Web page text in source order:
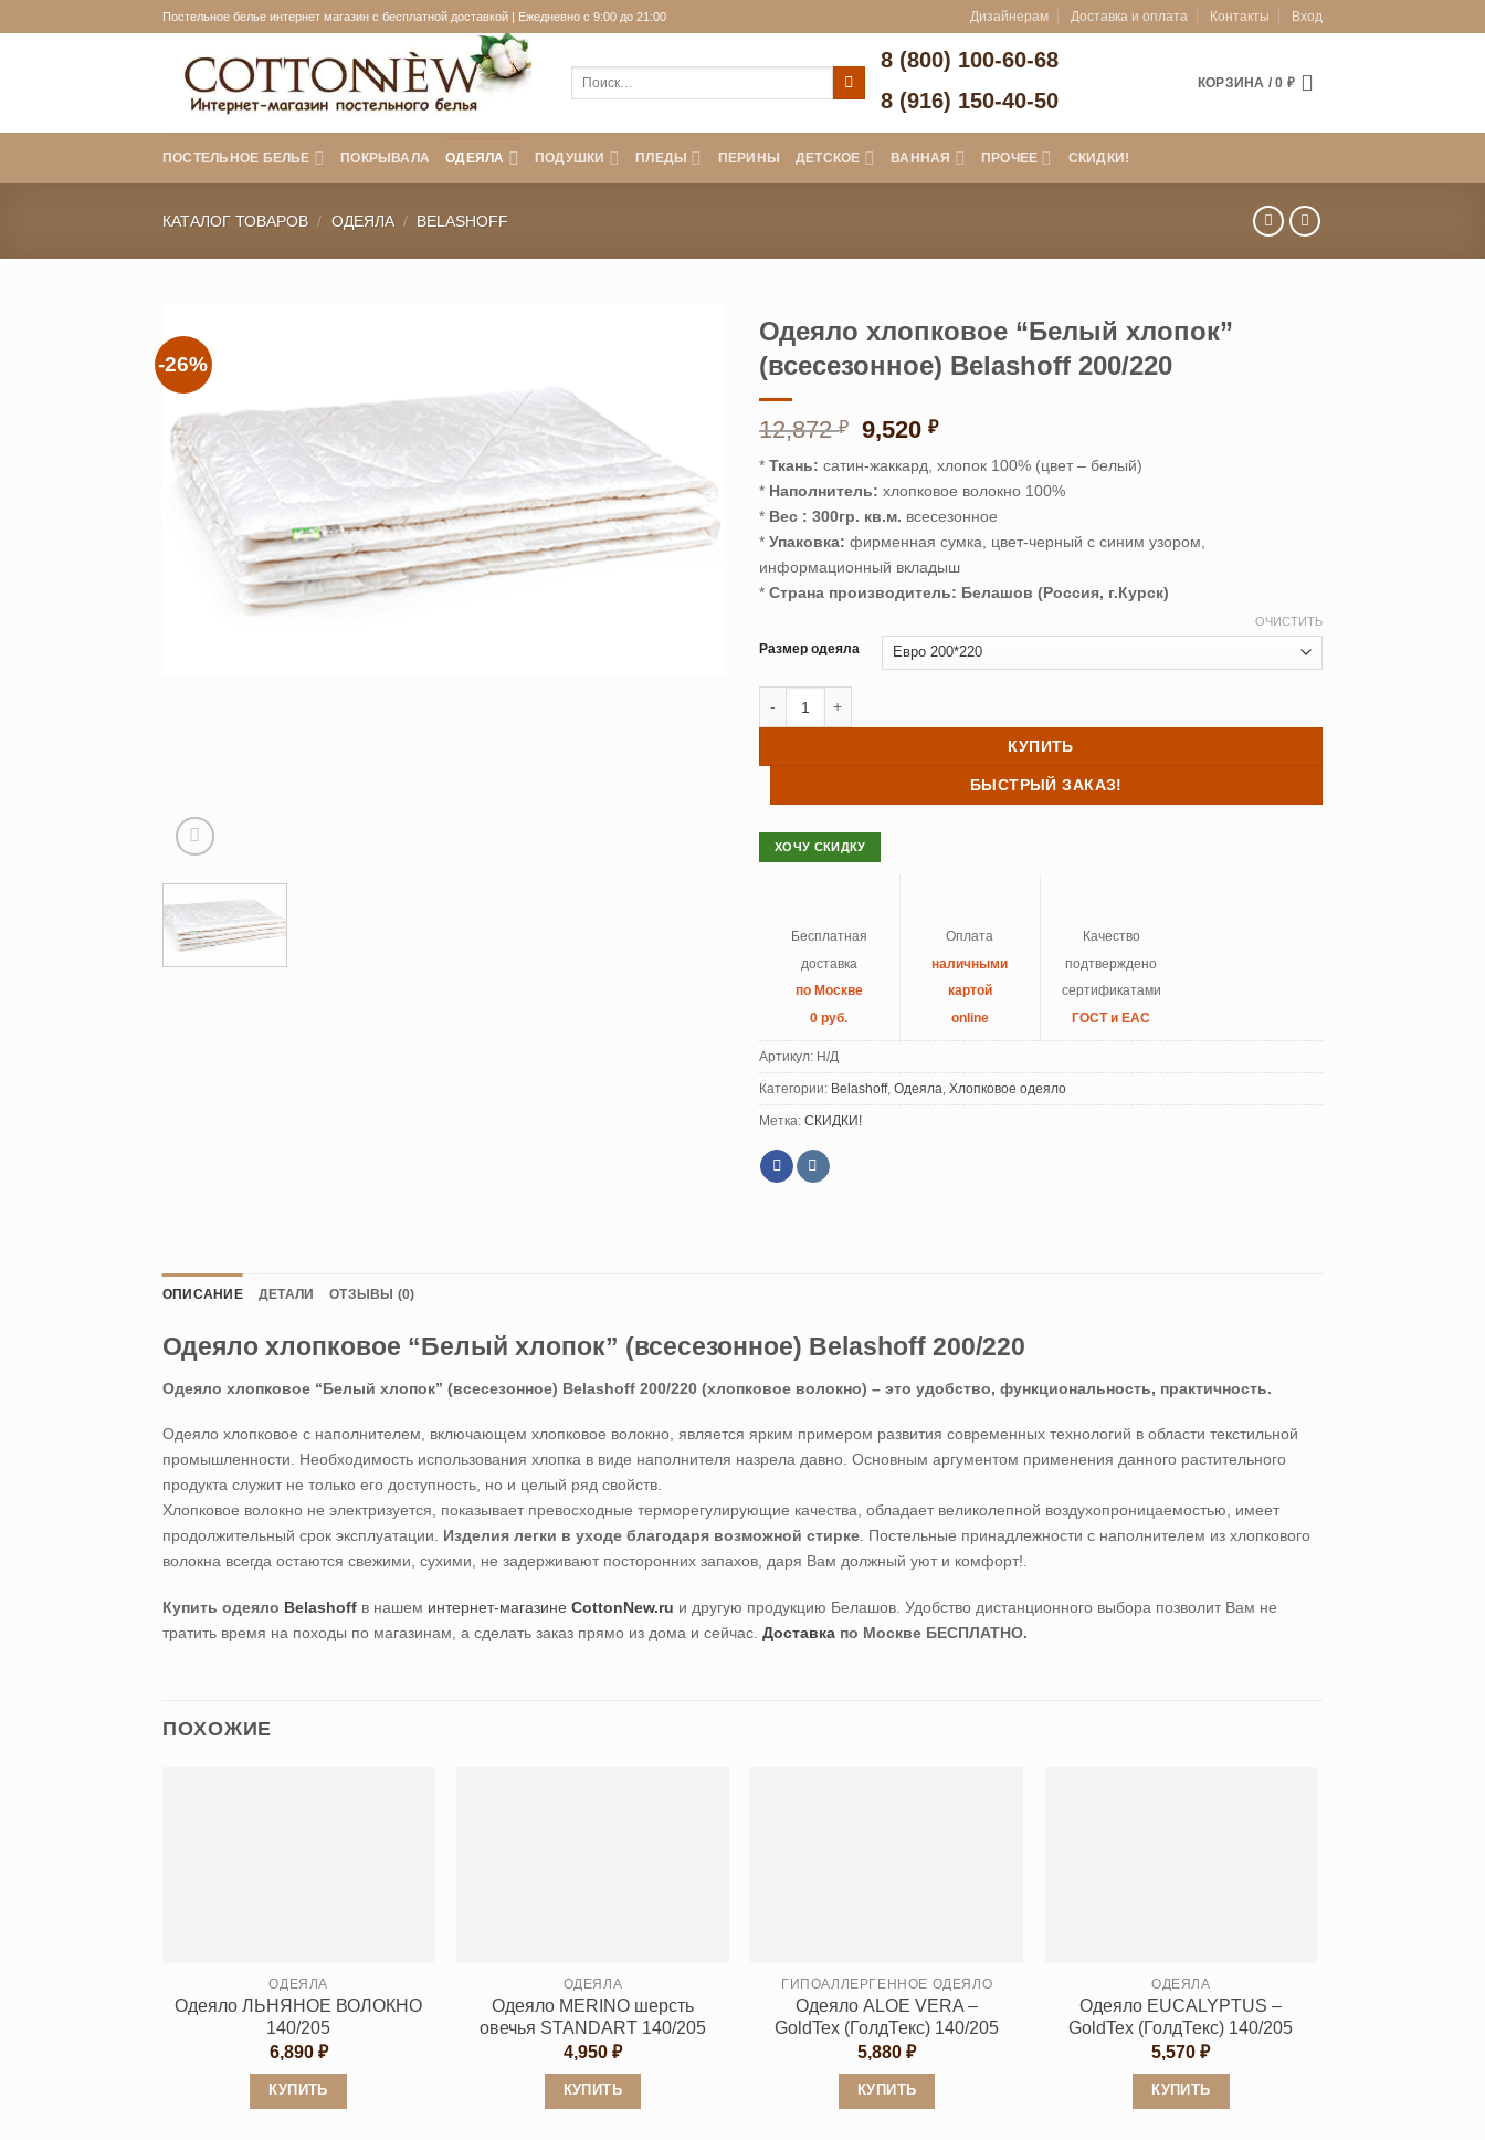
to
Постельное белье интернет магазин с бесплатной доставкой | Ежедневно с 9:00 до 21:00 Дизайнерам Доставка и оплата Контакты Вход
8 (800) 100-60-68
8 (916) 150-40-50
КОРЗИНА /0 ₽
ПОСТЕЛЬНОЕ БЕЛЬЕ ПОКРЫВАЛА ОДЕЯЛА ПОДУШКИ ПЛЕДЫ ПЕРИНЫ ДЕТСКОЕ ВАННАЯ ПРОЧЕЕ СКИДКИ!
КАТАЛОГ ТОВАРОВ / ОДЕЯЛА / BELASHOFF
-26%
Одеяло хлопковое “Белый хлопок”
(всесезонное) Belashoff 200/220
12,872₽
Первоначальная
составляла
12,872 ₽.
9,520₽Текущая
9,520 ₽.
* Ткань: сатин-жаккард, хлопок 100% (цвет – белый)
* Наполнитель: хлопковое волокно 100%
* Вес : 300гр. кв.м. всесезонное
* Упаковка: фирменная сумка, цвет-черный с синим узором,
информационный вкладыш
* Страна производитель: Белашов (Россия, г.Курск)
Размер одеяла
ОЧИСТИТЬ
КУПИТЬ
БЫСТРЫЙ ЗАКАЗ!
ХОЧУ СКИДКУ
Бесплатная
доставка
по Москве
0 руб.
Оплата
наличными
картой
online
Качество
подтверждено
сертификатами
ГОСТ и ЕАС
Артикул: Н/Д
Категории: Belashoff, Одеяла, Хлопковое одеяло
Метка: СКИДКИ!
ОПИСАНИЕ ДЕТАЛИ ОТЗЫВЫ (0)
Одеяло хлопковое “Белый хлопок” (всесезонное) Belashoff 200/220
Одеяло хлопковое “Белый хлопок” (всесезонное) Belashoff 200/220 (хлопковое волокно) – это удобство, функциональность, практичность.
Одеяло хлопковое с наполнителем, включающем хлопковое волокно, является ярким примером развития современных технологий в области текстильной
промышленности. Необходимость использования хлопка в виде наполнителя назрела давно. Основным аргументом применения данного растительного
продукта служит не только его доступность, но и целый ряд свойств.
Хлопковое волокно не электризуется, показывает превосходные терморегулирующие качества, обладает великолепной воздухопроницаемостью, имеет
продолжительный срок эксплуатации. Изделия легки в уходе благодаря возможной стирке. Постельные принадлежности с наполнителем из хлопкового
волокна всегда остаются свежими, сухими, не задерживают посторонних запахов, даря Вам должный уют и комфорт!.
Купить одеяло Belashoff в нашем интернет-магазине CottonNew.ru и другую продукцию Белашов. Удобство дистанционного выбора позволит Вам не
тратить время на походы по магазинам, а сделать заказ прямо из дома и сейчас. Доставка по Москве БЕСПЛАТНО.
ПОХОЖИЕ
ОДЕЯЛА
Одеяло ЛЬНЯНОЕ ВОЛОКНО
140/205
6,890 ₽
КУПИТЬ
ОДЕЯЛА
Одеяло MERINO шерсть
овечья STANDART 140/205
4,950 ₽
КУПИТЬ
ГИПОАЛЛЕРГЕННОЕ ОДЕЯЛО
Одеяло ALOE VERA –
GoldTex (ГолдТекс) 140/205
5,880₽
КУПИТЬ
ОДЕЯЛА
Одеяло EUCALYPTUS –
GoldTex (ГолдТекс) 140/205
5,570₽
КУПИТЬ